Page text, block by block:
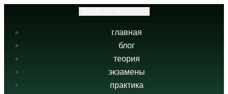
главная
блог
теория
экзамены
практика